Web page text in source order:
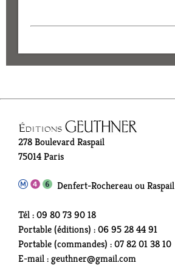
278 Boulevard Raspail
75014 Paris
Denfert-Rochereau ou Raspail
Tél : 09 80 73 90 18
Portable (éditions) : 06 95 28 44 91
Portable (commandes) : 07 82 01 38 10
E-mail : geuthner@gmail.com